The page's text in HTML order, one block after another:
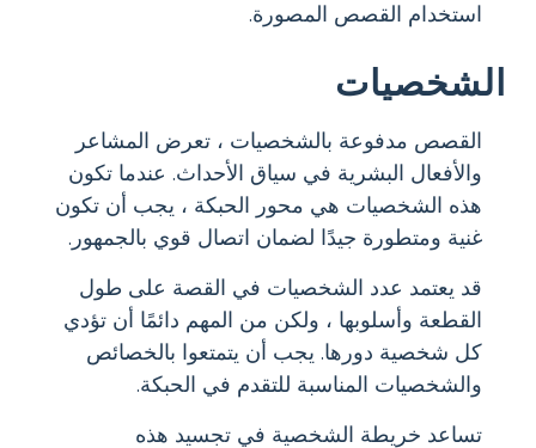
استخدام القصص المصورة.
الشخصيات
القصص مدفوعة بالشخصيات ، تعرض المشاعر
والأفعال البشرية في سياق الأحداث. عندما تكون
هذه الشخصيات هي محور الحبكة ، يجب أن تكون
غنية ومتطورة جيدًا لضمان اتصال قوي بالجمهور.
قد يعتمد عدد الشخصيات في القصة على طول
القطعة وأسلوبها ، ولكن من المهم دائمًا أن تؤدي
كل شخصية دورها. يجب أن يتمتعوا بالخصائص
والشخصيات المناسبة للتقدم في الحبكة.
تساعد خريطة الشخصية في تجسيد هذه